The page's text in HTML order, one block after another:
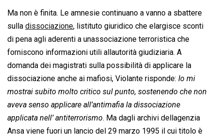
Ma non è finita. Le amnesie continuano a vanno a sbattere
sulla dissociazione, listituto giuridico che elargisce sconti
di pena agli aderenti a unassociazione terroristica che
forniscono informazioni utili allautorità giudiziaria. A
domanda dei magistrati sulla possibilità di applicare la
dissociazione anche ai mafiosi, Violante risponde:  Io mi
mostrai subito molto critico sul punto, sostenendo che non
aveva senso applicare all’antimafia la dissociazione
applicata nell’ antiterrorismo. Ma dagli archivi dellagenzia
Ansa viene fuori un lancio del 29 marzo 1995 il cui titolo è